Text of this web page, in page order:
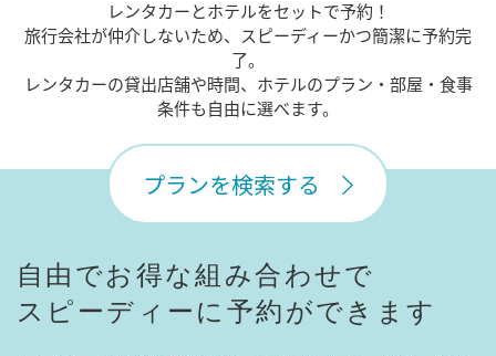
レンタカーとホテルをセットで予約！
旅行会社が仲介しないため、
スピーディーかつ簡潔に予約完
了。
レンタカーの貸出店舗や時間、 ホテルのプラン・部屋・食事
条件も自由に選べます。
プランを検索する
自由でお得な組み合わせで
スピーディーに予約ができます